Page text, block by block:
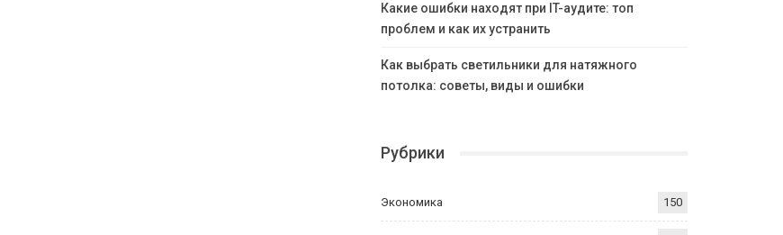
Какие ошибки находят при IT-аудите: топ
проблем и как их устранить
Как выбрать светильники для натяжного
потолка: советы, виды и ошибки
Рубрики
Экономика 150